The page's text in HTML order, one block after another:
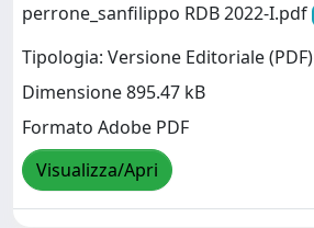
perrone_sanfilippo RDB 2022-I.pdf
Tipologia: Versione Editoriale (PDF)
Dimensione 895.47 kB
Formato Adobe PDF
Visualizza/Apri